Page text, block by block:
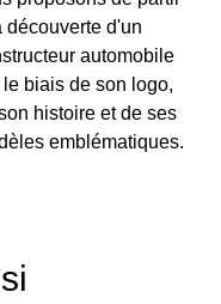
l’essai du
rechargeable, la Suzuki...
du 02 juillet 2020
peu le successeur du
du 1er juillet 2020
découverte d'un
automobile
le biais de son logo,
histoire et de ses
emblématiques.